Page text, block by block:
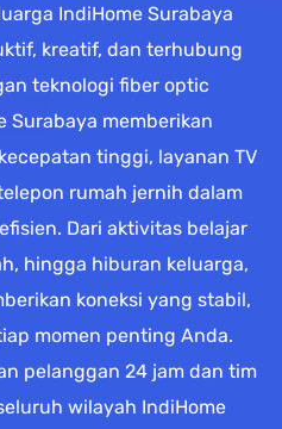
IndiHome Surabaya
kreatif, dan terhubung
teknologi fiber optic
Surabaya memberikan
tinggi, layanan TV
rumah jernih dalam
Dari aktivitas belajar
hingga hiburan keluarga,
koneksi yang stabil,
momen penting Anda.
pelanggan 24 jam dan tim
wilayah IndiHome